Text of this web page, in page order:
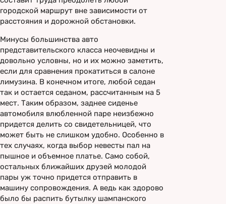
городской маршрут вне зависимости от
расстояния и дорожной обстановки.
Минусы большинства авто
представительского класса неочевидны и
довольно условны, но и их можно заметить,
если для сравнения прокатиться в салоне
лимузина. В конечном итоге, любой седан
так и остается седаном, рассчитанным на 5
мест. Таким образом, заднее сиденье
автомобиля влюбленной паре неизбежно
придется делить со свидетельницей, что
может быть не слишком удобно. Особенно в
тех случаях, когда выбор невесты пал на
пышное и объемное платье. Само собой,
остальных ближайших друзей молодой
пары уж точно придется отправить в
машину сопровождения. А ведь как здорово
было бы распить бутылку шампанского